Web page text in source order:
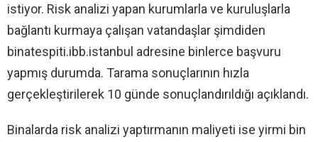
istiyor. Risk analizi yapan kurumlarla ve kuruluşlarla
bağlantı kurmaya çalışan vatandaşlar şimdiden
binatespiti.ibb.istanbul adresine binlerce başvuru
yapmış durumda. Tarama sonuçlarının hızla
gerçekleştirilerek 10 günde sonuçlandırıldığı açıklandı.
Binalarda risk analizi yaptırmanın maliyeti ise yirmi bin